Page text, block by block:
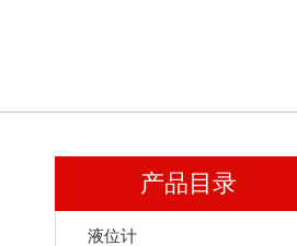
产品目录
液位计